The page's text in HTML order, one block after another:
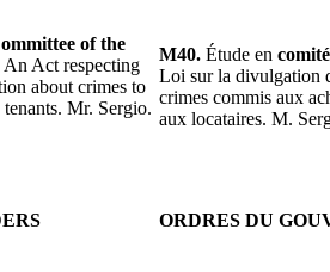
of the
Act respecting
about crimes to
Mr. Sergio.
M40. Étude en
Loi sur la divulgation
crimes commis aux
aux locataires. M.
ORDRES DU